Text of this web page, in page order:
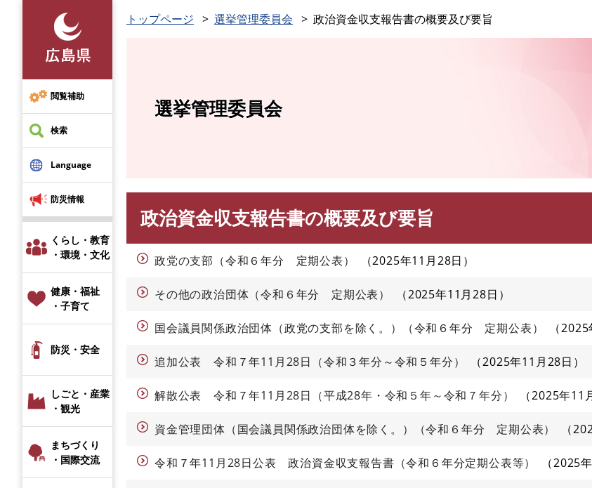
先
頭
で
す
閲覧補助
検索
Language
防災情報
くらし・教育
・環境・文化
健康・福祉
・子育て
防災・安全
しごと・産業
・観光
まちづくり
・国際交流
トップページ 選挙管理委員会 政治資金収支報告書の概要及び要旨
選挙管理委員会
政治資金収支報告書の概要及び要旨
政党の支部（令和６年分 定期公表） 2025年11月28日
その他の政治団体（令和６年分 定期公表） 2025年11月28日
国会議員関係政治団体（政党の支部を除く。）（令和６年分 定期公表） 2025
追加公表 令和７年11月28日（令和３年分～令和５年分） 2025年11月28日
解散公表 令和７年11月28日（平成28年・令和５年～令和７年分） 2025年11
資金管理団体（国会議員関係政治団体を除く。）（令和６年分 定期公表）
令和７年11月28日公表 政治資金収支報告書（令和６年分定期公表等） 2025